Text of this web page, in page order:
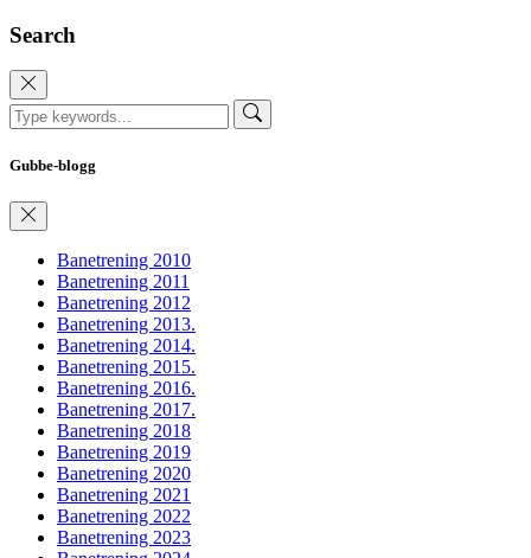
Search
Gubbe-blogg
Banetrening 2010
Banetrening 2011
Banetrening 2012
Banetrening 2013.
Banetrening 2014.
Banetrening 2015.
Banetrening 2016.
Banetrening 2017.
Banetrening 2018
Banetrening 2019
Banetrening 2020
Banetrening 2021
Banetrening 2022
Banetrening 2023